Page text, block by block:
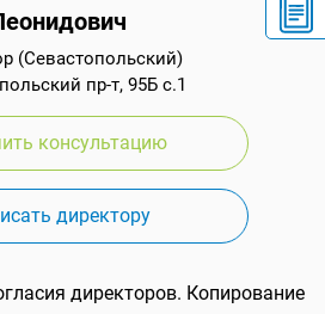
(Севастопольский)
пр-т, 95Б с.1
консультацию
директору
директоров. Копирование